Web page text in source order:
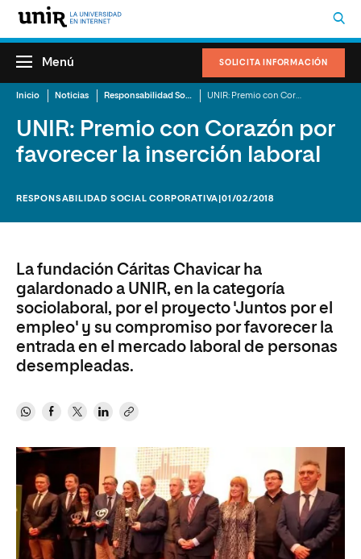
SOLICITA INFORMACIÓN
Menú
Inicio Noticias Responsabilidad Social Corporativa
UNIR: Premio con Corazón por
favorecer la inserción laboral
RESPONSABILIDAD SOCIAL CORPORATIVA |01/02/2018
La fundación Cáritas Chavicar ha
galardonado a UNIR, en la categoría
sociolaboral, por el proyecto 'Juntos por el
empleo' y su compromiso por favorecer la
entrada en el mercado laboral de personas
desempleadas.